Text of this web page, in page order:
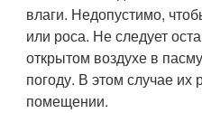
влаги. Недопустимо,
или роса. Не следует
открытом воздухе в
погоду. В этом случае
помещении.